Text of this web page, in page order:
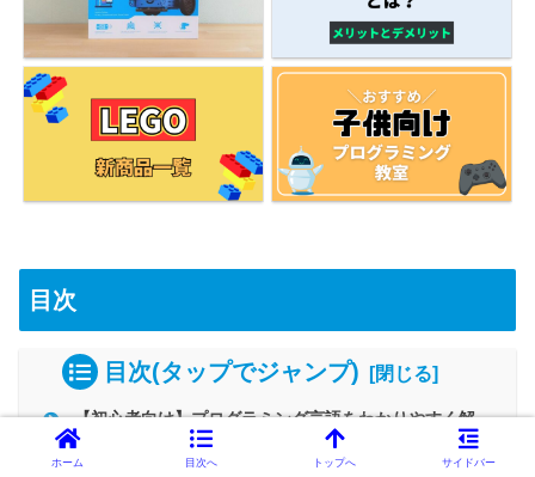
目次
目次(タップでジャンプ)
【初心者向け】プログラミング言語をわかりやすく解
説【概念を理解】
人間がコンピューターに命令する仕組み
ホーム 目次へ トップへ サイドバー